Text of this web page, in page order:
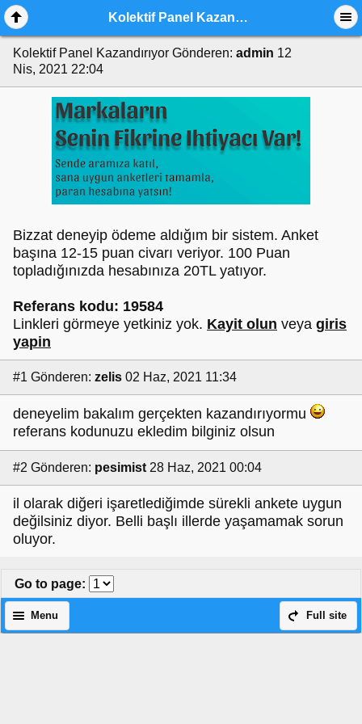
Kolektif Panel Kazandırıyor
Kolektif Panel Kazandırıyor Gönderen: admin 12
Nis, 2021 22:04
Bizzat deneyip ödeme aldığım bir sistem. Anket
başına 12-15 puan civarı veriyor. 100 Puan
topladığınızda hesabınıza 20TL yatıyor.
Referans kodu: 19584
Linkleri görmeye yetkiniz yok. Kayit olun veya giris
yapin
#1 Gönderen: zelis 02 Haz, 2021 11:34
deneyelim bakalım gerçekten kazandırıyormu
referans kodunuzu ekledim bilginiz olsun
#2 Gönderen: pesimist 28 Haz, 2021 00:04
il olarak diğeri işaretlediğimde sürekli ankete uygun
değilsiniz diyor. Belli başlı illerde yaşamamak sorun
oluyor.
Go to page:
Full site
Menu